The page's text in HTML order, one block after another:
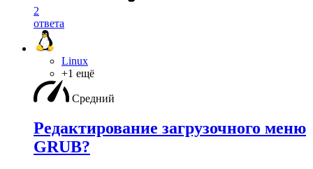
2
ответа
Linux
+1 ещё
Средний
Редактирование загрузочного меню
GRUB?